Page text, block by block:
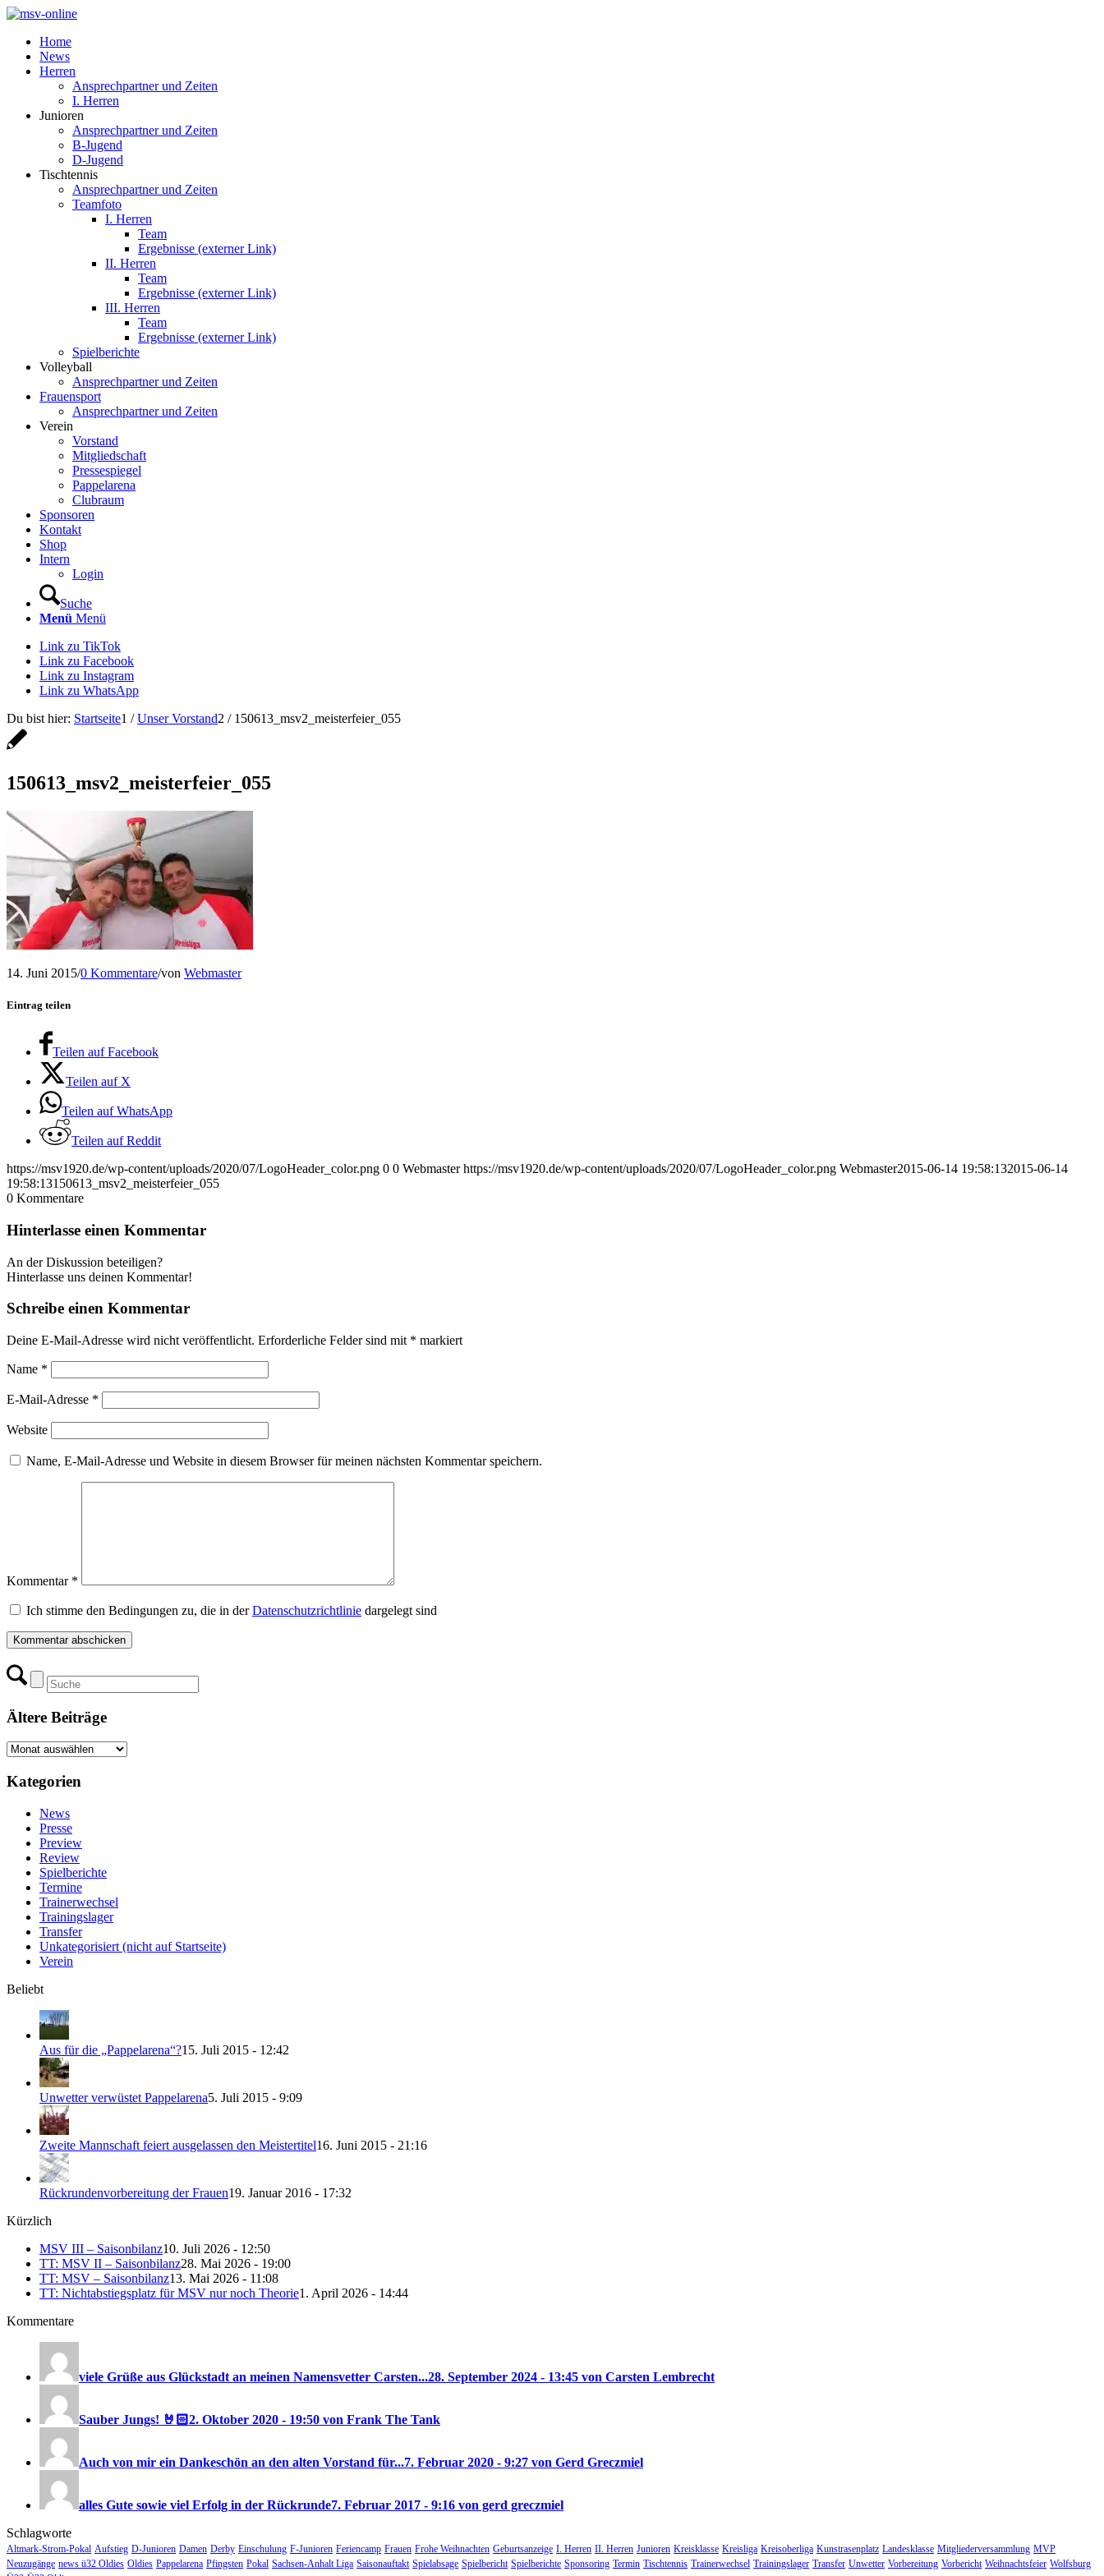
Home
News
Herren
Ansprechpartner und Zeiten
I. Herren
Junioren
Ansprechpartner und Zeiten
B-Jugend
D-Jugend
Tischtennis
Ansprechpartner und Zeiten
Teamfoto
I. Herren
Team
Ergebnisse (externer Link)
II. Herren
Team
Ergebnisse (externer Link)
III. Herren
Team
Ergebnisse (externer Link)
Spielberichte
Volleyball
Ansprechpartner und Zeiten
Frauensport
Ansprechpartner und Zeiten
Verein
Vorstand
Mitgliedschaft
Pressespiegel
Pappelarena
Clubraum
Sponsoren
Kontakt
Shop
Intern
Login
Suche
Menü Menü
Link zu TikTok
Link zu Facebook
Link zu Instagram
Link zu WhatsApp
Du bist hier: Startseite1 / Unser Vorstand2 / 150613_msv2_meisterfeier_055
150613_msv2_meisterfeier_055
14. Juni 2015/0 Kommentare/von Webmaster
Eintrag teilen
Teilen auf Facebook
Teilen auf X
Teilen auf WhatsApp
Teilen auf Reddit
https://msv1920.de/wp-content/uploads/2020/07/LogoHeader_color.png 0 0 Webmaster https://msv1920.de/wp-content/uploads/2020/07/LogoHeader_color.png Webmaster2015-06-14 19:58:132015-06-14
19:58:13150613_msv2_meisterfeier_055
0 Kommentare
Hinterlasse einen Kommentar
An der Diskussion beteiligen?
Hinterlasse uns deinen Kommentar!
Schreibe einen Kommentar
Deine E-Mail-Adresse wird nicht veröffentlicht. Erforderliche Felder sind mit * markiert
Name *
E-Mail-Adresse *
Website
Name, E-Mail-Adresse und Website in diesem Browser für meinen nächsten Kommentar speichern.
Kommentar *
Ich stimme den Bedingungen zu, die in derDatenschutzrichtlinie dargelegt sind
Ältere Beiträge
Ältere
Kategorien
News
Presse
Preview
Review
Spielberichte
Termine
Trainerwechsel
Trainingslager
Transfer
Unkategorisiert (nicht auf Startseite)
Verein
Beliebt
Aus für die „Pappelarena“?15. Juli 2015 - 12:42
Unwetter verwüstet Pappelarena5. Juli 2015 - 9:09
Zweite Mannschaft feiert ausgelassen den Meistertitel16. Juni 2015 - 21:16
Rückrundenvorbereitung der Frauen19. Januar 2016 - 17:32
Kürzlich
MSV III – Saisonbilanz10. Juli 2026 - 12:50
TT: MSV II – Saisonbilanz28. Mai 2026 - 19:00
TT: MSV – Saisonbilanz13. Mai 2026 - 11:08
TT: Nichtabstiegsplatz für MSV nur noch Theorie1. April 2026 - 14:44
Kommentare
viele Grüße aus Glückstadt an meinen Namensvetter Carsten...28. September 2024 - 13:45 von Carsten Lembrecht
Sauber Jungs! 🤘🏻2. Oktober 2020 - 19:50 von Frank The Tank
Auch von mir ein Dankeschön an den alten Vorstand für...7. Februar 2020 - 9:27 von Gerd Greczmiel
alles Gute sowie viel Erfolg in der Rückrunde7. Februar 2017 - 9:16 von gerd greczmiel
Schlagworte
Altmark-Strom-Pokal Aufstieg D-Junioren Damen Derby Einschulung F-Junioren Feriencamp Frauen Frohe Weihnachten Geburtsanzeige I. Herren II. Herren Junioren Kreisklasse Kreisliga Kreisoberliga Kunstrasenplatz Landesklasse Mitgliederversammlung MVP
Neuzugänge news ü32 Oldies Oldies Pappelarena Pfingsten Pokal Sachsen-Anhalt Liga Saisonauftakt Spielabsage Spielbericht Spielberichte Sponsoring Termin Tischtennis Trainerwechsel Trainingslager Transfer Unwetter Vorbereitung Vorbericht Weihnachtsfeier Wolfsburg